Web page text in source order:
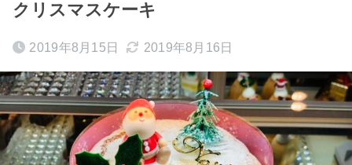
クリスマスケーキ
2019年8月15日 2019年8月16日